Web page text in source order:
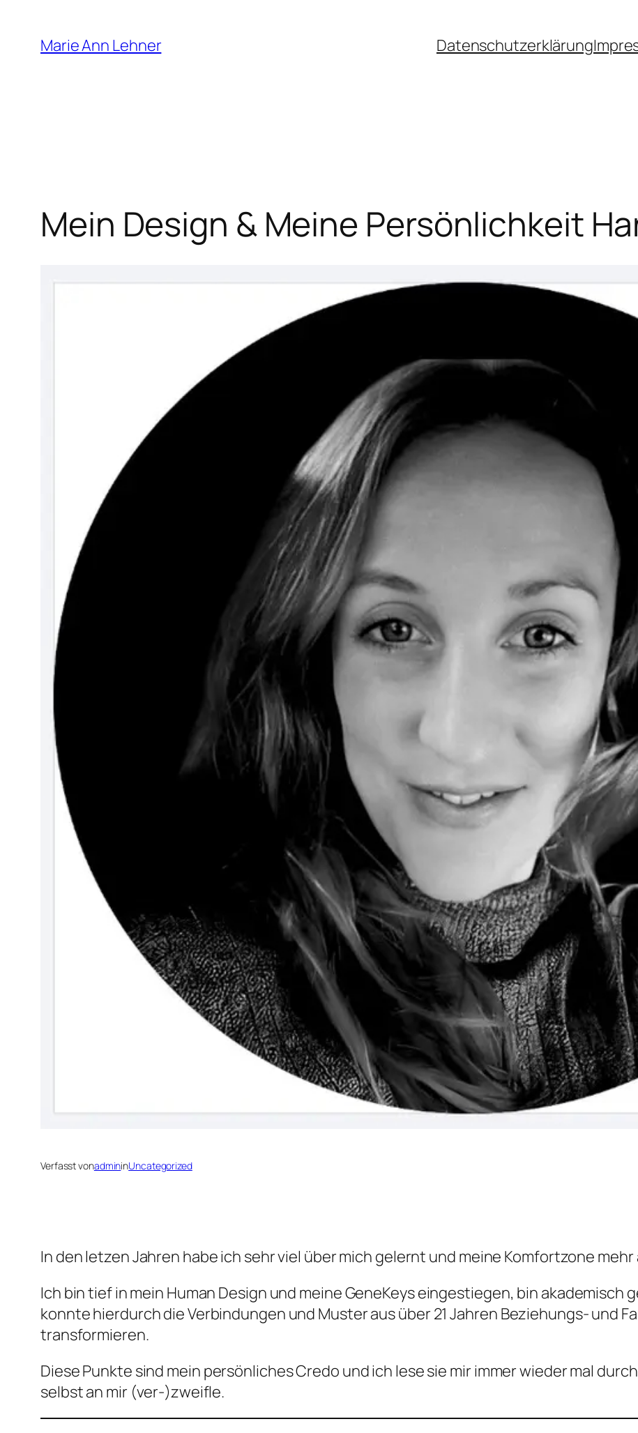
Inhalt
springen
Marie Ann Lehner Datenschutzerklärung
Mein Design & Meine Persönlichkeit
Verfasst vonadmininUncategorized
In den letzen Jahren habe ich sehr viel über mich gelernt und meine Komfortzone mehr
Ich bin tief in mein Human Design und meine GeneKeys eingestiegen, bin akademisch
konnte hierdurch die Verbindungen und Muster aus über 21 Jahren Beziehungs- und
transformieren.
Diese Punkte sind mein persönliches Credo und ich lese sie mir immer wieder mal
selbst an mir (ver-)zweifle.